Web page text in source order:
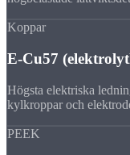
Koppar
E-Cu57
Högsta elektriska
kylkroppar och
PEEK